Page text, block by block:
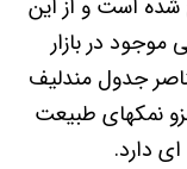
شده است و از این
در بازار
جدول مندلیف
نمکهای طبیعت
دارد.